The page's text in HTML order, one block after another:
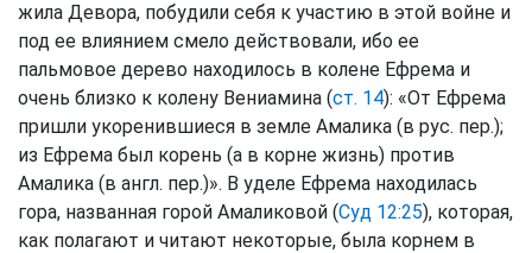
жила Девора, побудили себя к участию в этой войне и
под ее влиянием смело действовали, ибо ее
пальмовое дерево находилось в колене Ефрема и
очень близко к колену Вениамина (ст. 14): «От Ефрема
пришли укоренившиеся в земле Амалика (в рус. пер.);
из Ефрема был корень (а в корне жизнь) против
Амалика (в англ. пер.)». В уделе Ефрема находилась
гора, названная горой Амаликовой (Суд 12:25), которая,
как полагают и читают некоторые, была корнем в